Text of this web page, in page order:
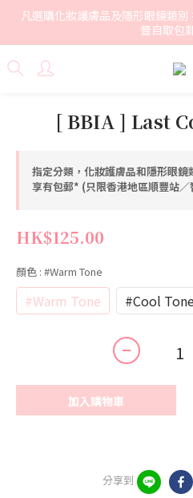
凡選購化妝護膚品及隱形眼鏡類
豐自取包
[ BBIA ] Last
指定分類，化妝護膚品和隱形眼
享有包郵* (只限香港地區順豐站／
HK$125.00
顏色 : #Warm Tone
#Warm Tone #Cool
加入購物車
分享到